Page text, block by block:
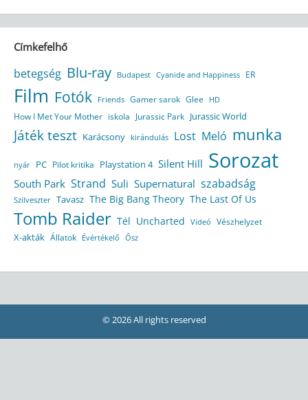
Címkefelhő
betegség Blu-ray Budapest Cyanide and Happiness ER
Film Fotók Friends Gamer sarok Glee HD
How I Met Your Mother iskola Jurassic Park Jurassic World
Játék teszt Karácsony kirándulás Lost Meló munka
nyár PC Pilot kritika Playstation 4 Silent Hill Sorozat
South Park Strand Suli Supernatural szabadság
Szilveszter Tavasz The Big Bang Theory The Last Of Us
Tomb Raider Tél Uncharted Videó Vészhelyzet
X-akták Állatok Évértékelő Ősz
© 2026 All rights reserved